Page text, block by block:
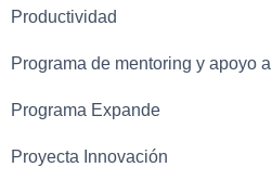
Productividad
Programa de mentoring y apoyo
Programa Expande
Proyecta Innovación